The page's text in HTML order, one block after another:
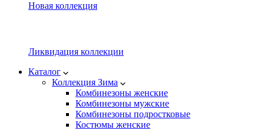
Новая коллекция
Ликвидация коллекции
Каталог
Коллекция Зима
Комбинезоны женские
Комбинезоны мужские
Комбинезоны подростковые
Костюмы женские